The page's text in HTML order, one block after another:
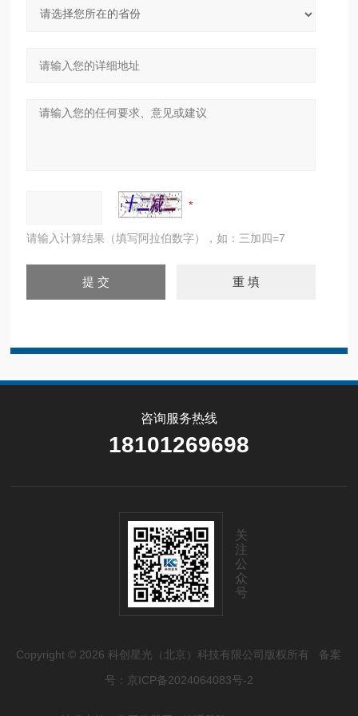
请输入计算结果（填写阿拉伯数字），如：三加四=7
咨询服务热线
18101269698
关
注
公
众
号
Copyright © 2026 科创星光（北京）科技有限公司版权所有 备案
号：京ICP备2024064083号-2